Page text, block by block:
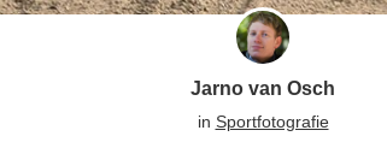
Jarno van Osch
in Sportfotografie